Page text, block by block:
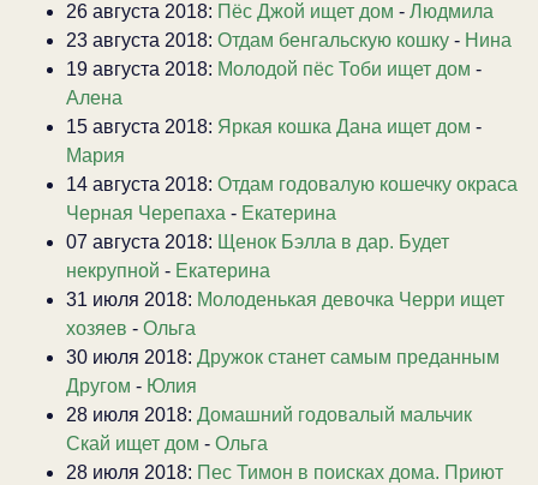
26 августа 2018: Пёс Джой ищет дом - Людмила
23 августа 2018: Отдам бенгальскую кошку - Нина
19 августа 2018: Молодой пёс Тоби ищет дом -
Алена
15 августа 2018: Яркая кошка Дана ищет дом -
Мария
14 августа 2018: Отдам годовалую кошечку окраса
Черная Черепаха - Екатерина
07 августа 2018: Щенок Бэлла в дар. Будет
некрупной - Екатерина
31 июля 2018: Молоденькая девочка Черри ищет
хозяев - Ольга
30 июля 2018: Дружок станет самым преданным
Другом - Юлия
28 июля 2018: Домашний годовалый мальчик
Скай ищет дом - Ольга
28 июля 2018: Пес Тимон в поисках дома. Приют